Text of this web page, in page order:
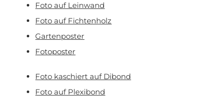
Foto auf Leinwand
Foto auf Fichtenholz
Gartenposter
Fotoposter
Foto kaschiert auf Dibond
Foto auf Plexibond